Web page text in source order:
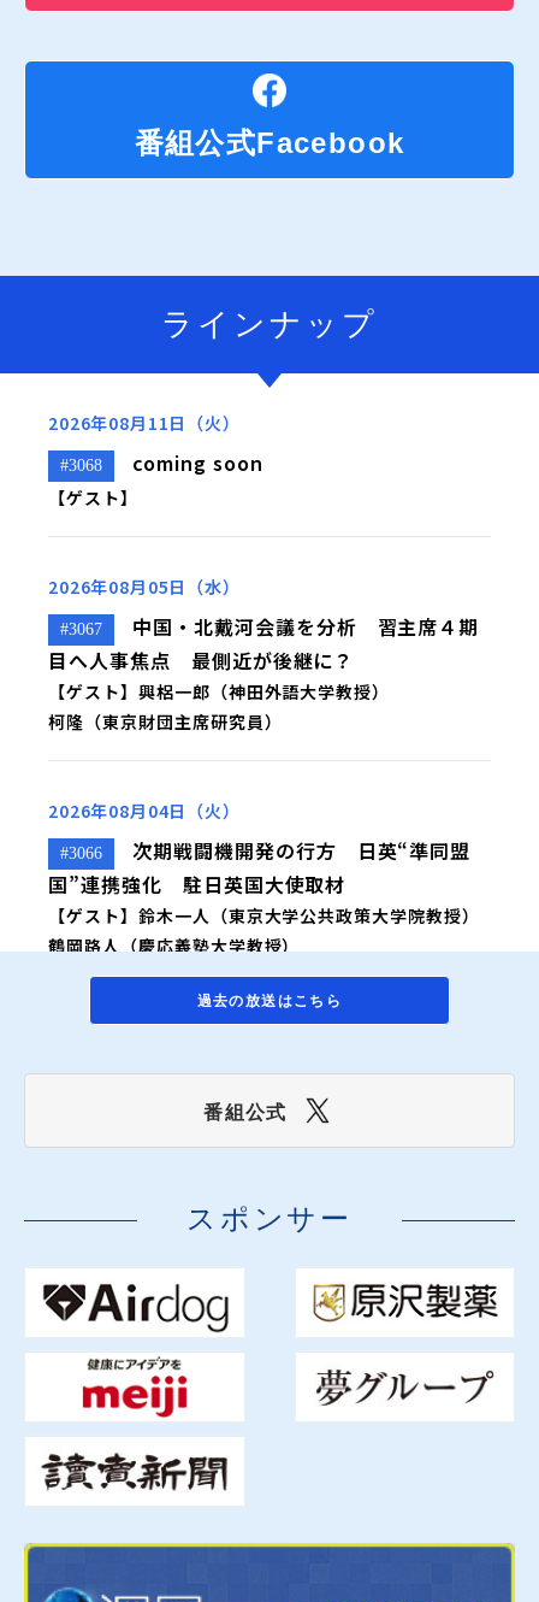
番組公式Facebook
ラインナップ
2026年08月11日（火）
#3068 coming soon
【ゲスト】
2026年08月05日（水）
#3067
中国・北戴河会議を分析 習主席４期
目へ人事焦点 最側近が後継に？
【ゲスト】興梠一郎（神田外語大学教授）
柯隆（東京財団主席研究員）
2026年08月04日（火）
#3066
次期戦闘機開発の行方 日英“準同盟
国”連携強化 駐日英国大使取材
【ゲスト】鈴木一人（東京大学公共政策大学院教授）
鶴岡路人（慶応義塾大学教授）
#3065
窮地のトランプ氏 米中間選挙まで生
き残りかけた３か月 次の一手は
#3064
高市首相が消費減税決断へ 慎重論者
の自民・中谷元×石原伸晃が激論
【ゲスト】中谷元（前防衛相）
石原伸晃（元自民党幹事長）
2026年07月29日（水）
は？ 酷暑の救助へ 自衛隊の活動の実態
【ゲスト】河野克俊（元統合幕僚長）
過去の放送はこちら
番組公式
スポンサー